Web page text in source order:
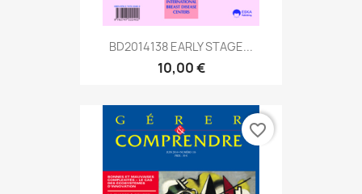
BD2014138 EARLY STAGE...
10,00 €
favorite_border